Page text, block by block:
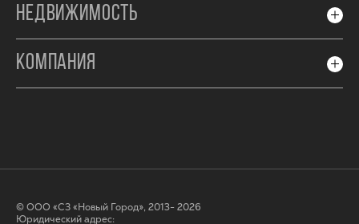
НЕДВИЖИМОСТЬ
КОМПАНИЯ
© ООО «СЗ «Новый Город», 2013- 2026
Юридический адрес: